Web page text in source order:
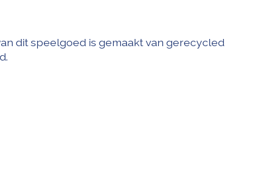
dit speelgoed is gemaakt van gerecycled